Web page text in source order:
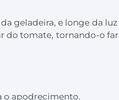
geladeira, e longe da
do tomate, tornando-o
o apodrecimento.